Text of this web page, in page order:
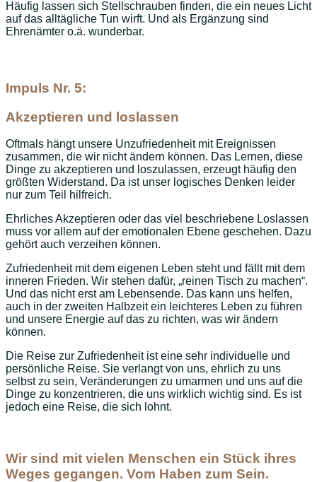
Häufig lassen sich Stellschrauben finden, die ein neues Licht
auf das alltägliche Tun wirft. Und als Ergänzung sind
Ehrenämter o.ä. wunderbar.
Impuls Nr. 5:
Akzeptieren und loslassen
Oftmals hängt unsere Unzufriedenheit mit Ereignissen
zusammen, die wir nicht ändern können. Das Lernen, diese
Dinge zu akzeptieren und loszulassen, erzeugt häufig den
größten Widerstand. Da ist unser logisches Denken leider
nur zum Teil hilfreich.
Ehrliches Akzeptieren oder das viel beschriebene Loslassen
muss vor allem auf der emotionalen Ebene geschehen. Dazu
gehört auch verzeihen können.
Zufriedenheit mit dem eigenen Leben steht und fällt mit dem
inneren Frieden. Wir stehen dafür, „reinen Tisch zu machen“.
Und das nicht erst am Lebensende. Das kann uns helfen,
auch in der zweiten Halbzeit ein leichteres Leben zu führen
und unsere Energie auf das zu richten, was wir ändern
können.
Die Reise zur Zufriedenheit ist eine sehr individuelle und
persönliche Reise. Sie verlangt von uns, ehrlich zu uns
selbst zu sein, Veränderungen zu umarmen und uns auf die
Dinge zu konzentrieren, die uns wirklich wichtig sind. Es ist
jedoch eine Reise, die sich lohnt.
Wir sind mit vielen Menschen ein Stück ihres
Weges gegangen. Vom Haben zum Sein.